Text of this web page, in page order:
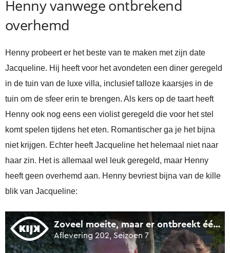
Henny vanwege ontbrekend
overhemd
Henny probeert er het beste van te maken met zijn date
Jacqueline. Hij heeft voor het avondeten een diner geregeld
in de tuin van de luxe villa, inclusief talloze kaarsjes in de
tuin om de sfeer erin te brengen. Als kers op de taart heeft
Henny ook nog eens een violist geregeld die voor het stel
komt spelen tijdens het eten. Romantischer ga je het bijna
niet krijgen. Echter heeft Jacqueline het helemaal niet naar
haar zin. Het is allemaal wel leuk geregeld, maar Henny
heeft geen overhemd aan. Henny bevriest bijna van de kille
blik van Jacqueline: